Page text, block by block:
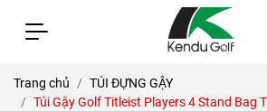
Trang chủ
TÚI ĐỰNG GẬY
Túi Gậy Golf Titleist Players 4 Stand Bag